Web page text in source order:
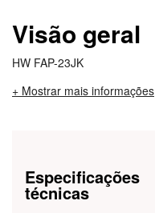
Visão geral
HW FAP-23JK
+ Mostrar mais informações
Especificações
técnicas